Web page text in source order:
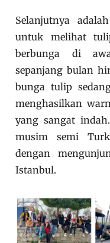
Selanjutnya
untuk melihat
berbunga di
sepanjang bulan
bunga tulip
menghasilkan
yang sangat
musim semi
dengan
Istanbul.